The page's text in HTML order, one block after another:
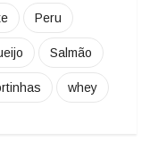
Peru
Salmão
whey